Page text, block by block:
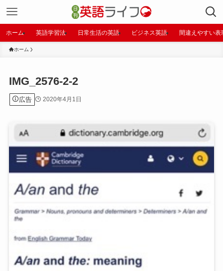
ホーム 英語学習法 日常生活の英語 ビジネス英語 間違えやすい表
ホーム
IMG_2576-2-2
広告 2020年4月1日